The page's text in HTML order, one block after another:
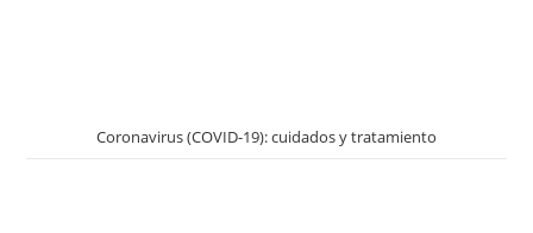
Coronavirus (COVID-19): cuidados y tratamiento